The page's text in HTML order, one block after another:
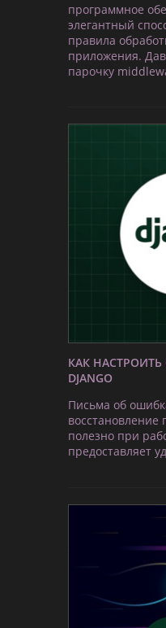
программное
элегантный
правила
приложения.
парочку
КАК
DJANGO
Письма об
восстановление
полезно при
предоставляет